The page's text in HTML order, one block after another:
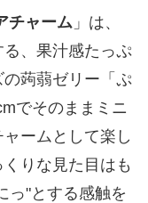
チャーム 」は、
、果汁感たっぷ
蒟蒻ゼリー「ぷ
でそのままミニ
ームとして楽し
りな見た目はも
っ"とする感触を